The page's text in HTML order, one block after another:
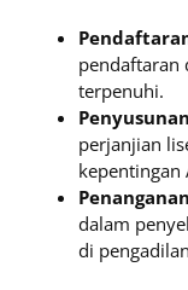
pendaftaran
terpenuhi.
perjanjian
kepentingan
dalam
di